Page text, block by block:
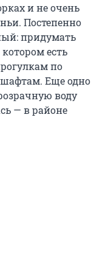
и не очень
Постепенно
придумать
есть
по
Еще одно
воду
— в районе